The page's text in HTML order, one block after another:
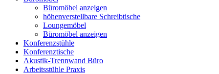
Büromöbel anzeigen
höhenverstellbare Schreibtische
Loungemöbel
Büromöbel anzeigen
Konferenzstühle
Konferenztische
Akustik-Trennwand Büro
Arbeitsstühle Praxis